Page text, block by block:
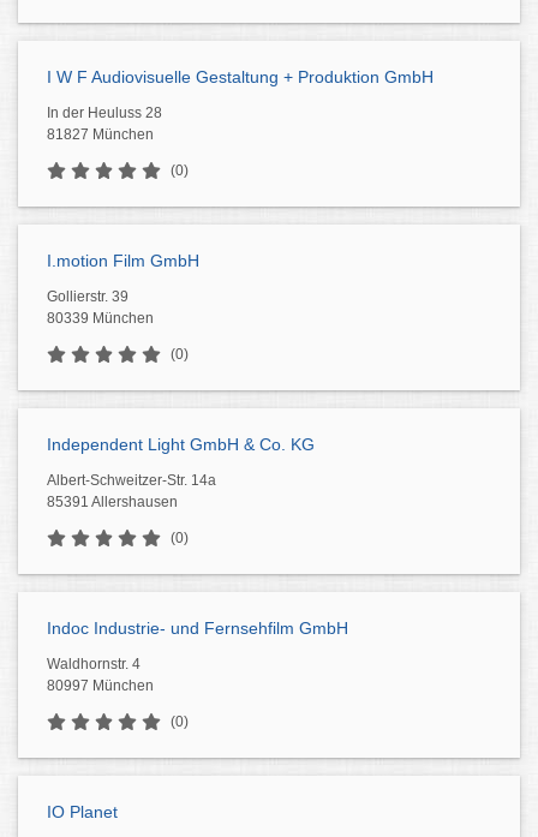
I W F Audiovisuelle Gestaltung + Produktion GmbH
In der Heuluss 28
81827 München
(0)
I.motion Film GmbH
Gollierstr. 39
80339 München
(0)
Independent Light GmbH & Co. KG
Albert-Schweitzer-Str. 14a
85391 Allershausen
(0)
Indoc Industrie- und Fernsehfilm GmbH
Waldhornstr. 4
80997 München
(0)
IO Planet